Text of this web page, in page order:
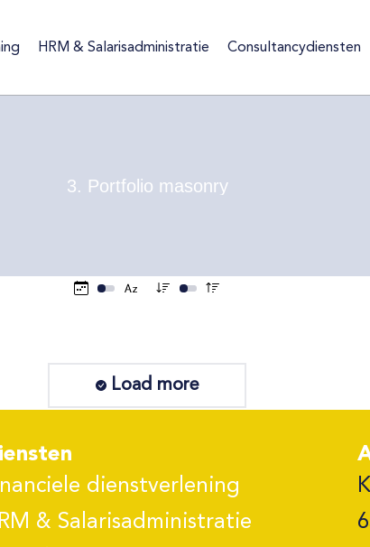
HRM & Salarisadministratie Consultancydiensten
3. Portfolio masonry
Load more
dienstverlening
& Salarisadministratie
HRM & Salarisadministratie Consultancydiensten